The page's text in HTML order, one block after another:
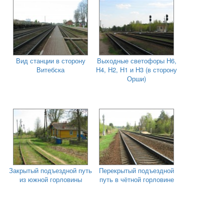
Вид станции в сторону
Витебска
Выходные светофоры Н6,
Н4, Н2, Н1 и Н3 (в сторону
Орши)
Закрытый подъездной путь
из южной горловины
Перекрытый подъездной
путь в чётной горловине